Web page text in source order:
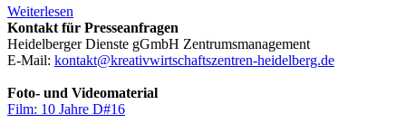
Weiterlesen
Kontakt für Presseanfragen
Heidelberger Dienste gGmbH Zentrumsmanagement
E-Mail: kontakt@kreativwirtschaftszentren-heidelberg.de
Foto- und Videomaterial
Film: 10 Jahre D#16